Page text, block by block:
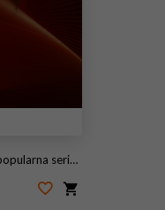
Nice Design